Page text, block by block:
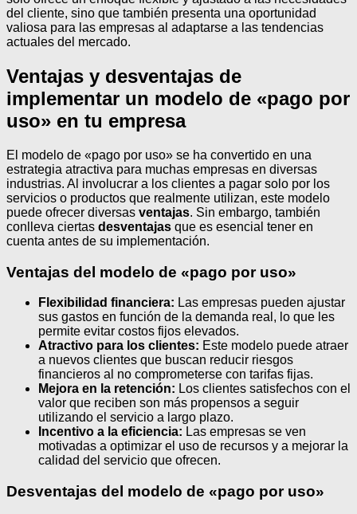
del cliente, sino que también presenta una oportunidad
valiosa para las empresas al adaptarse a las tendencias
actuales del mercado.
Ventajas y desventajas de
implementar un modelo de «pago por
uso» en tu empresa
El modelo de «pago por uso» se ha convertido en una
estrategia atractiva para muchas empresas en diversas
industrias. Al involucrar a los clientes a pagar solo por los
servicios o productos que realmente utilizan, este modelo
puede ofrecer diversas ventajas. Sin embargo, también
conlleva ciertas desventajas que es esencial tener en
cuenta antes de su implementación.
Ventajas del modelo de «pago por uso»
Flexibilidad financiera: Las empresas pueden ajustar
sus gastos en función de la demanda real, lo que les
permite evitar costos fijos elevados.
Atractivo para los clientes: Este modelo puede atraer
a nuevos clientes que buscan reducir riesgos
financieros al no comprometerse con tarifas fijas.
Mejora en la retención: Los clientes satisfechos con el
valor que reciben son más propensos a seguir
utilizando el servicio a largo plazo.
Incentivo a la eficiencia: Las empresas se ven
motivadas a optimizar el uso de recursos y a mejorar la
calidad del servicio que ofrecen.
Desventajas del modelo de «pago por uso»